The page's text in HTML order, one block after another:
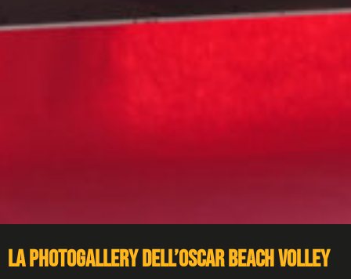
La photogallery dell’Oscar Beach Volley